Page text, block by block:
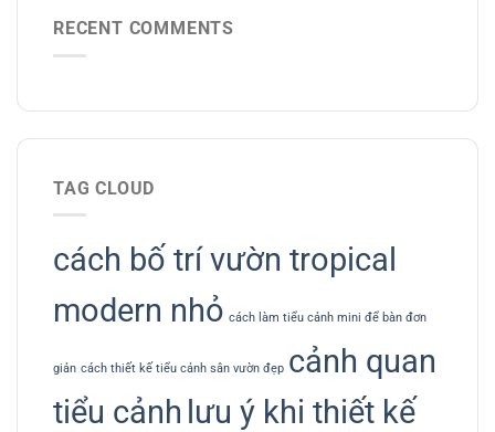
RECENT COMMENTS
TAG CLOUD
cách bố trí vườn tropical
modern nhỏ cách làm tiểu cảnh mini để bàn đơn
giản cách thiết kế tiểu cảnh sân vườn đẹp cảnh quan
tiểu cảnh lưu ý khi thiết kế